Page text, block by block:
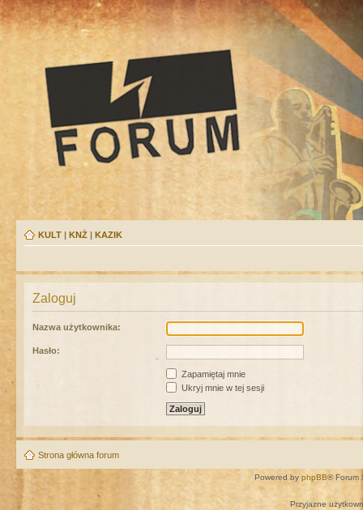
KULT | KNŻ | KAZIK
Zaloguj
Nazwa użytkownika:
Hasło:
Zapamiętaj mnie
Ukryj mnie w tej sesji
Strona główna forum
Powered by phpBB® Forum
Przyjazne